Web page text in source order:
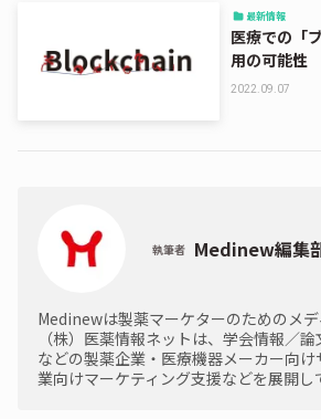
最新情報
医療での「
用の可能性
2022.09.07
執筆者 Medinew編集
Medinewは製薬マーケターのためのメ
（株）医薬情報ネットは、学会情報／
などの製薬企業・医療機器メーカー向
業向けマーケティング支援などを展開し